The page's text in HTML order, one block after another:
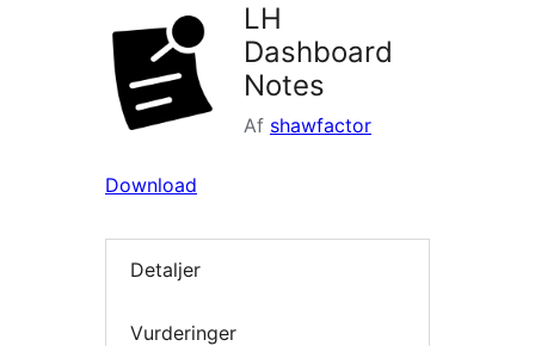
LH
Dashboard
Notes
Af shawfactor
Download
Detaljer
Vurderinger